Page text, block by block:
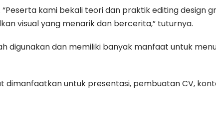
kami bekali teori dan praktik editing design
visual yang menarik dan bercerita,” tuturnya.
digunakan dan memiliki banyak manfaat untuk
untuk presentasi, pembuatan CV,